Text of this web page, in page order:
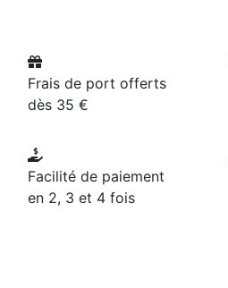
Frais de port offerts
dès 35 €
Facilité de paiement
en 2, 3 et 4 fois